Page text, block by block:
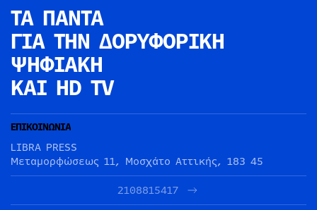
ΤΑ ΠΑΝΤΑ
ΓΙΑ ΤΗΝ ΔΟΡΥΦΟΡΙΚΗ
ΨΗΦΙΑΚΗ
ΚΑΙ HD TV
ΕΠΙΚΟΙΝΩΝΙΑ
LIBRA PRESS
Μεταμορφώσεως 11, Μοσχάτο Αττικής, 183 45
2108815417